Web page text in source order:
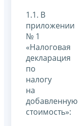
1.1. В
приложении
№ 1
«Налоговая
декларация
по
налогу
на
добавленную
стоимость»: